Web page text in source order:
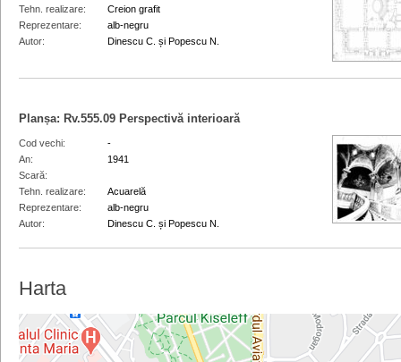
Tehn. realizare
Creion grafit
Reprezentare
alb-negru
Autor
Dinescu C. și Popescu N.
Planșa: Rv.555.09 Perspectivă interioară
Cod vechi
-
An
1941
Scară
Tehn. realizare
Acuarelă
Reprezentare
alb-negru
Autor
Dinescu C. și Popescu N.
Harta